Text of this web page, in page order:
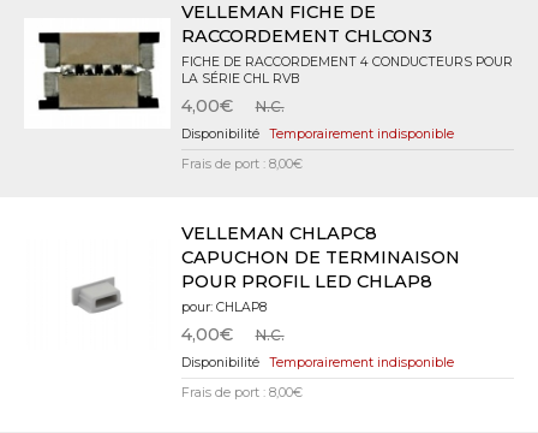
VELLEMAN FICHE DE
RACCORDEMENT CHLCON3
FICHE DE RACCORDEMENT 4 CONDUCTEURS POUR
LA SÉRIE CHL RVB
4,00€ N.C.
Temporairement indisponible
Frais de port : 8,00€
VELLEMAN CHLAPC8
CAPUCHON DE TERMINAISON
POUR PROFIL LED CHLAP8
pour: CHLAP8
4,00€ N.C.
Temporairement indisponible
Frais de port : 8,00€